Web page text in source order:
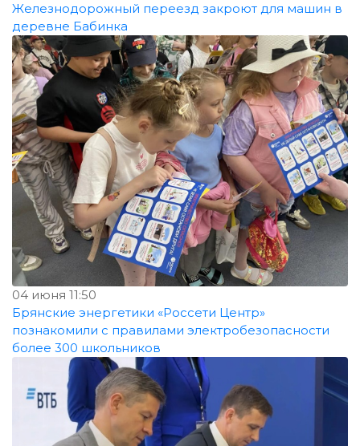
Железнодорожный переезд закроют для машин в
деревне Бабинка
04 июня 11:50
Брянские энергетики «Россети Центр»
познакомили с правилами электробезопасности
более 300 школьников